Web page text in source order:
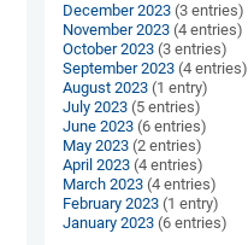
December 2023 (3 entries)
November 2023 (4 entries)
October 2023 (3 entries)
September 2023 (4 entries)
August 2023 (1 entry)
July 2023 (5 entries)
June 2023 (6 entries)
May 2023 (2 entries)
April 2023 (4 entries)
March 2023 (4 entries)
February 2023 (1 entry)
January 2023 (6 entries)